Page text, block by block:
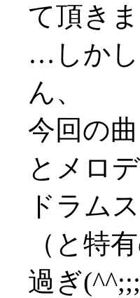
て頂き
…しかし
ん、
今回の
とメロ
ドラム
（と特
過ぎ